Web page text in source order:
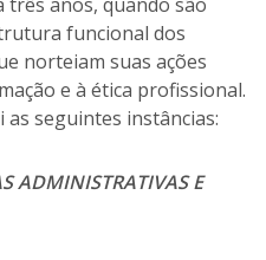
funcional dos
norteiam suas ações
e à ética profissional.
as seguintes instâncias:
ADMINISTRATIVAS E